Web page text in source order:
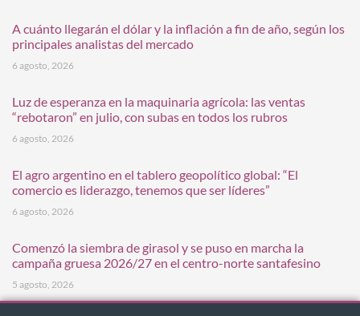
A cuánto llegarán el dólar y la inflación a fin de año, según los
principales analistas del mercado
6 agosto, 2026
Luz de esperanza en la maquinaria agrícola: las ventas
“rebotaron” en julio, con subas en todos los rubros
6 agosto, 2026
El agro argentino en el tablero geopolítico global: “El
comercio es liderazgo, tenemos que ser líderes”
6 agosto, 2026
Comenzó la siembra de girasol y se puso en marcha la
campaña gruesa 2026/27 en el centro-norte santafesino
5 agosto, 2026